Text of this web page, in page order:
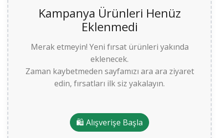
Kampanya Ürünleri Henüz
Eklenmedi
Merak etmeyin! Yeni fırsat ürünleri yakında
eklenecek.
Zaman kaybetmeden sayfamızı ara ara ziyaret
edin, fırsatları ilk siz yakalayın.
🛍️ Alışverişe Başla